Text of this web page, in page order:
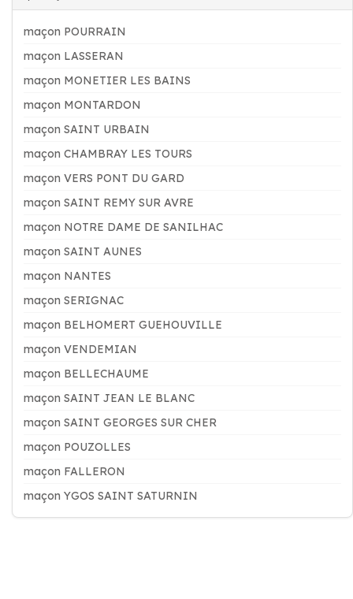
maçon POURRAIN
maçon LASSERAN
maçon MONETIER LES BAINS
maçon MONTARDON
maçon SAINT URBAIN
maçon CHAMBRAY LES TOURS
maçon VERS PONT DU GARD
maçon SAINT REMY SUR AVRE
maçon NOTRE DAME DE SANILHAC
maçon SAINT AUNES
maçon NANTES
maçon SERIGNAC
maçon BELHOMERT GUEHOUVILLE
maçon VENDEMIAN
maçon BELLECHAUME
maçon SAINT JEAN LE BLANC
maçon SAINT GEORGES SUR CHER
maçon POUZOLLES
maçon FALLERON
maçon YGOS SAINT SATURNIN